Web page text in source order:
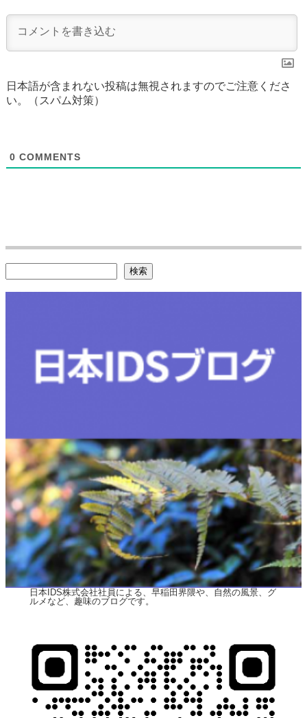
日本語が含まれない投稿は無視されますのでご注意くださ
い。（スパム対策）
0 COMMENTS
検索
日本IDS株式会社社員による、早稲田界隈や、自然の風景、グ
ルメなど、趣味のブログです。